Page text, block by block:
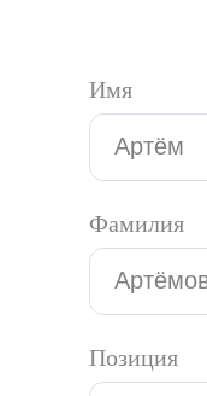
Имя
Фамилия
Позиция